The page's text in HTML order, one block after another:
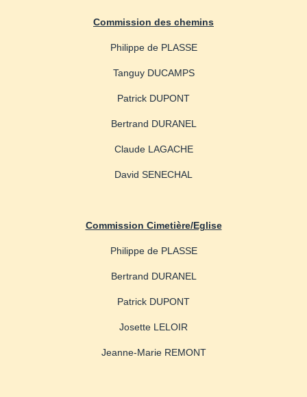
Commission des chemins
Philippe de PLASSE
Tanguy DUCAMPS
Patrick DUPONT
Bertrand DURANEL
Claude LAGACHE
David SENECHAL
Commission Cimetière/Eglise
Philippe de PLASSE
Bertrand DURANEL
Patrick DUPONT
Josette LELOIR
Jeanne-Marie REMONT